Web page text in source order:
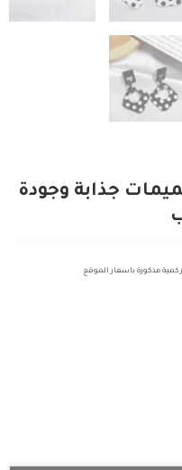
جذابة وجودة
كمية مذكورة باسعار الموقع